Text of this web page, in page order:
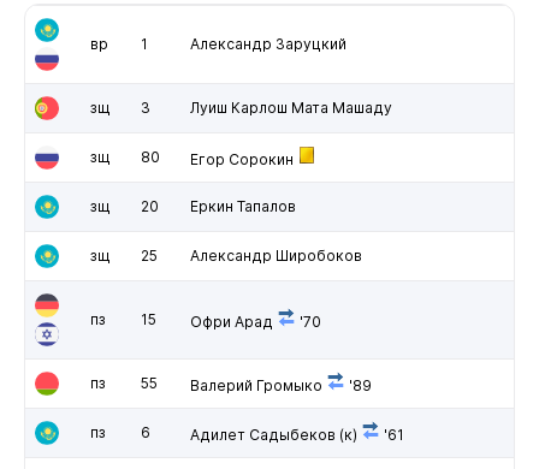
вр 1 Александр Заруцкий
зщ 3 Луиш Карлош Мата Машаду
зщ 80 Егор Сорокин
зщ 20 Еркин Тапалов
зщ 25 Александр Широбоков
пз 15 Офри Арад '70
пз 55 Валерий Громыко '89
пз 6 Адилет Садыбеков (к) '61